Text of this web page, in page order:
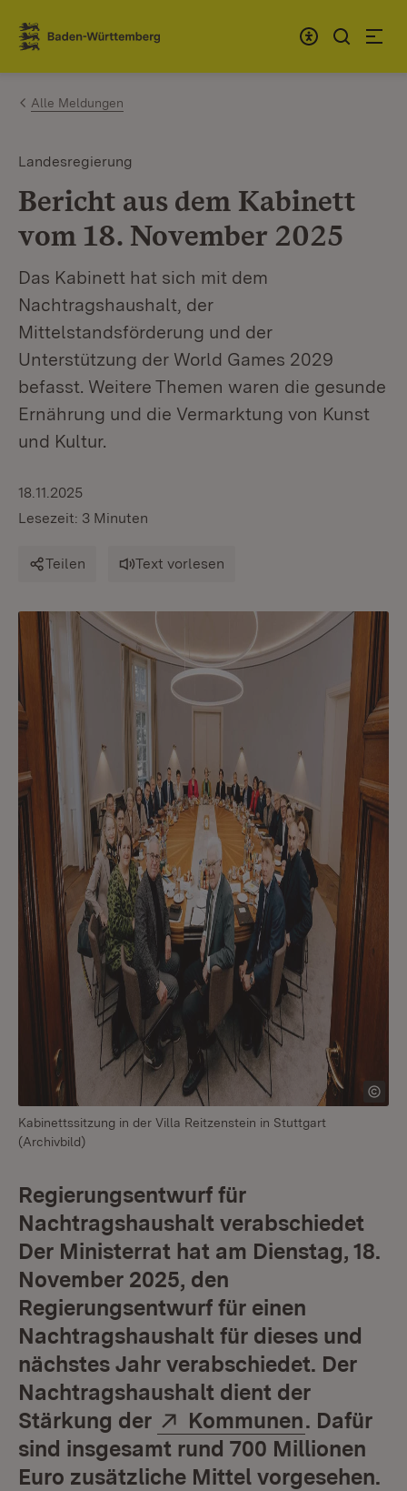
Zum Inhalt springen
Link zur Startseite
Alle Meldungen
Landesregierung
Bericht aus dem Kabinett
vom 18. November 2025
Das Kabinett hat sich mit dem
Nachtragshaushalt, der
Mittelstandsförderung und der
Unterstützung der World Games 2029
befasst. Weitere Themen waren die gesunde
Ernährung und die Vermarktung von Kunst
und Kultur.
18.11.2025
Lesezeit: 3 Minuten
Teilen Text vorlesen
Kabinettssitzung in der Villa Reitzenstein in Stuttgart
(Archivbild)
Regierungsentwurf für
Nachtragshaushalt verabschiedet
Der Ministerrat hat am Dienstag, 18.
November 2025, den
Regierungsentwurf für einen
Nachtragshaushalt für dieses und
nächstes Jahr verabschiedet. Der
Nachtragshaushalt dient der
Stärkung der
Extern:
Kommunen(Öffnet in
. Dafür
sind insgesamt rund 700 Millionen
Euro zusätzliche Mittel vorgesehen.